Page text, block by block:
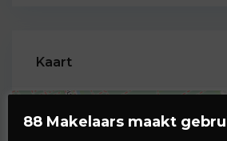
Kaart
88 Makelaars maakt